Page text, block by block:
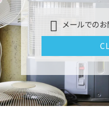
メールでの